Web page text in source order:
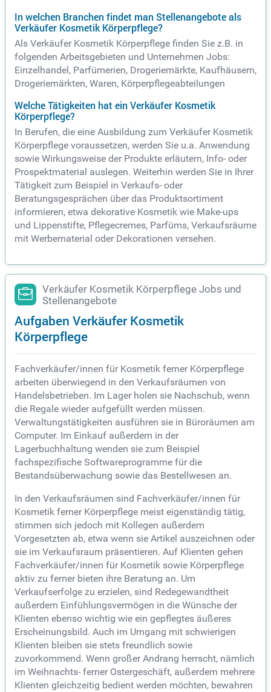
In welchen Branchen findet man Stellenangebote als
Verkäufer Kosmetik Körperpflege?
Als Verkäufer Kosmetik Körperpflege finden Sie z.B. in
folgenden Arbeitsgebieten und Unternehmen Jobs:
Einzelhandel, Parfümerien, Drogeriemärkte, Kaufhäusern,
Drogeriemärkten, Waren, Körperpflegeabteilungen
Welche Tätigkeiten hat ein Verkäufer Kosmetik
Körperpflege?
In Berufen, die eine Ausbildung zum Verkäufer Kosmetik
Körperpflege voraussetzen, werden Sie u.a. Anwendung
sowie Wirkungsweise der Produkte erläutern, Info- oder
Prospektmaterial auslegen. Weiterhin werden Sie in Ihrer
Tätigkeit zum Beispiel in Verkaufs- oder
Beratungsgesprächen über das Produktsortiment
informieren, etwa dekorative Kosmetik wie Make-ups
und Lippenstifte, Pflegecremes, Parfüms, Verkaufsräume
mit Werbematerial oder Dekorationen versehen.
Verkäufer Kosmetik Körperpflege Jobs und
Stellenangebote
Aufgaben Verkäufer Kosmetik
Körperpflege
Fachverkäufer/innen für Kosmetik ferner Körperpflege
arbeiten überwiegend in den Verkaufsräumen von
Handelsbetrieben. Im Lager holen sie Nachschub, wenn
die Regale wieder aufgefüllt werden müssen.
Verwaltungstätigkeiten ausführen sie in Büroräumen am
Computer. Im Einkauf außerdem in der
Lagerbuchhaltung wenden sie zum Beispiel
fachspezifische Softwareprogramme für die
Bestandsüberwachung sowie das Bestellwesen an.
In den Verkaufsräumen sind Fachverkäufer/innen für
Kosmetik ferner Körperpflege meist eigenständig tätig,
stimmen sich jedoch mit Kollegen außerdem
Vorgesetzten ab, etwa wenn sie Artikel auszeichnen oder
sie im Verkaufsraum präsentieren. Auf Klienten gehen
Fachverkäufer/innen für Kosmetik sowie Körperpflege
aktiv zu ferner bieten ihre Beratung an. Um
Verkaufserfolge zu erzielen, sind Redegewandtheit
außerdem Einfühlungsvermögen in die Wünsche der
Klienten ebenso wichtig wie ein gepflegtes äußeres
Erscheinungsbild. Auch im Umgang mit schwierigen
Klienten bleiben sie stets freundlich sowie
zuvorkommend. Wenn großer Andrang herrscht, nämlich
im Weihnachts- ferner Ostergeschäft, außerdem mehrere
Klienten gleichzeitig bedient werden möchten, bewahren